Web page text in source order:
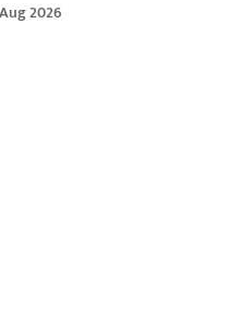
2026